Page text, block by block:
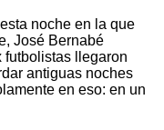
noche en la que
José Bernabé
futbolistas llegaron
antiguas noches
en eso: en un